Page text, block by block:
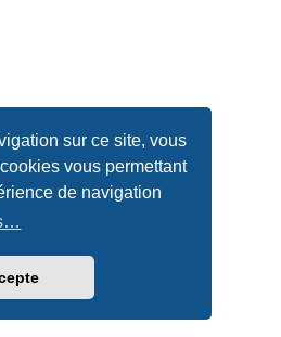
sur ce site, vous
vous permettant
de navigation